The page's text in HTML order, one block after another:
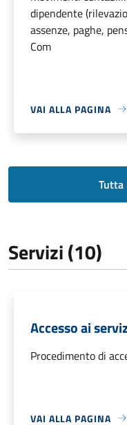
dipendente
assenze, paghe,
Com
VAI ALLA PAGINA
Tutta
Servizi (10)
Accesso ai
Procedimento di
VAI ALLA PAGINA